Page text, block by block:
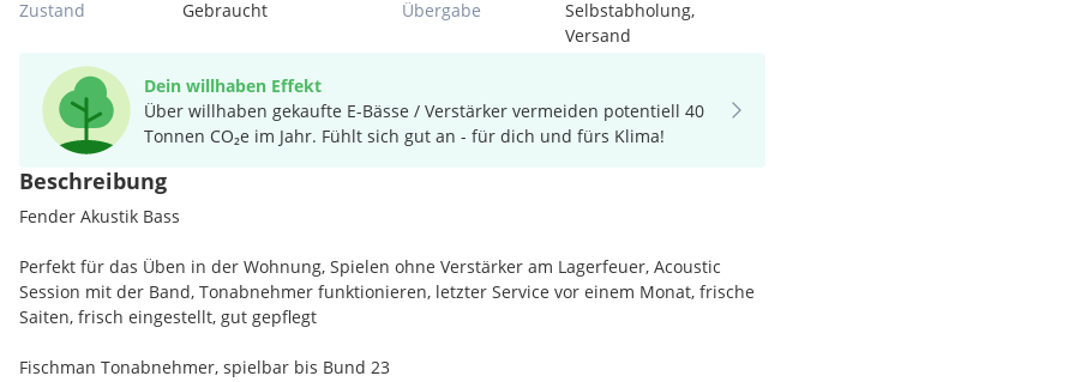
Zustand Gebraucht Übergabe
Selbstabholung,
Versand
Dein willhaben Effekt
Über willhaben gekaufte E-Bässe / Verstärker vermeiden potentiell 40
Tonnen CO₂e im Jahr. Fühlt sich gut an - für dich und fürs Klima!
Beschreibung
Fender Akustik Bass
Perfekt für das Üben in der Wohnung, Spielen ohne Verstärker am Lagerfeuer, Acoustic
Session mit der Band, Tonabnehmer funktionieren, letzter Service vor einem Monat, frische
Saiten, frisch eingestellt, gut gepflegt
Fischman Tonabnehmer, spielbar bis Bund 23